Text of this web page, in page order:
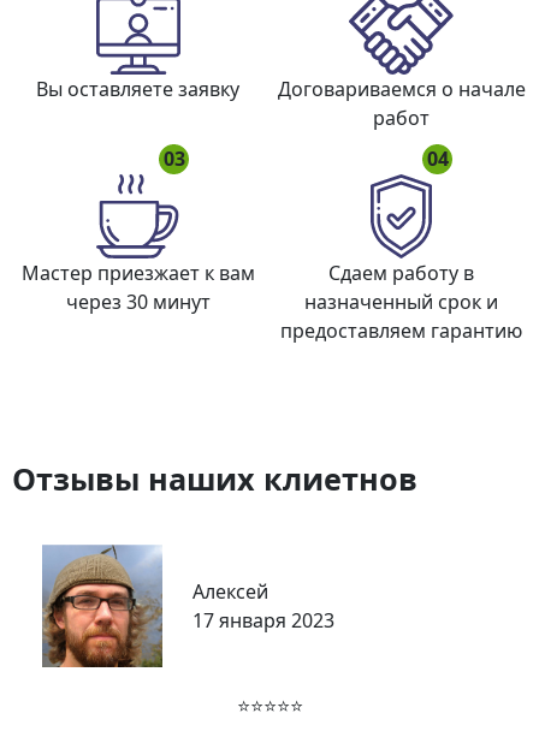
Вы оставляете заявку
Договариваемся о начале
работ
03
Мастер приезжает к вам
через 30 минут
04
Сдаем работу в
назначенный срок и
предоставляем гарантию
Отзывы наших клиетнов
Алексей
17 января 2023
⭐⭐⭐⭐⭐